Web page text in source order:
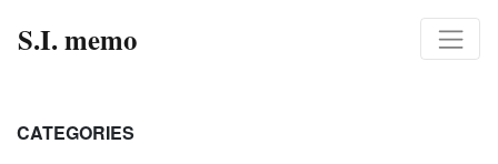
S.I. memo
CATEGORIES